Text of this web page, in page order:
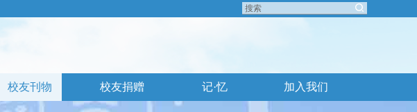
校友刊物 校友捐赠 记·忆 加入我们